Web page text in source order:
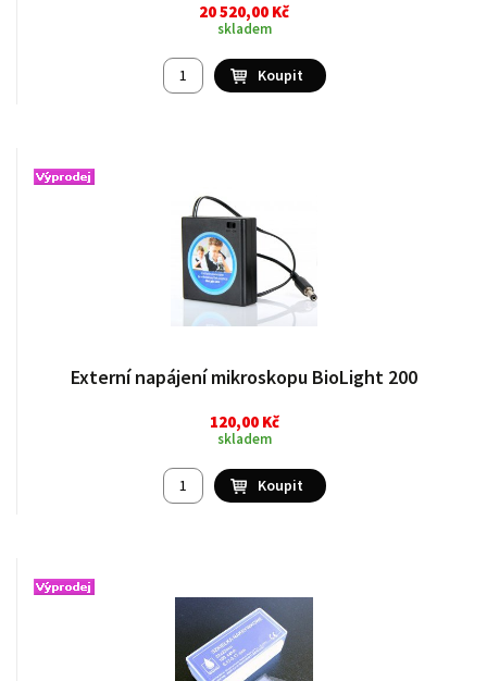
20 520,00 Kč
skladem
Externí napájení mikroskopu BioLight 200
120,00 Kč
skladem